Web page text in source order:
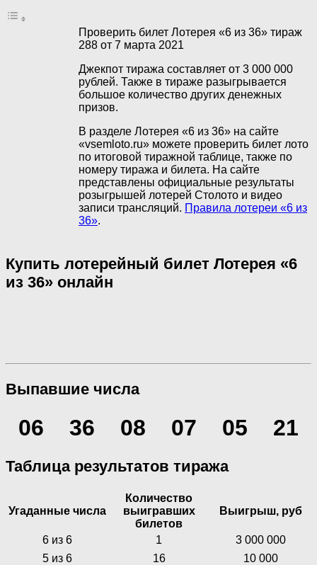
Проверить билет Лотерея «6 из 36» тираж
288 от 7 марта 2021
Джекпот тиража составляет от 3 000 000
рублей. Также в тираже разыгрывается
большое количество других денежных
призов.
В разделе Лотерея «6 из 36» на сайте
«vsemloto.ru» можете проверить билет лото
по итоговой тиражной таблице, также по
номеру тиража и билета. На сайте
представлены официальные результаты
розыгрышей лотерей Столото и видео
записи трансляций. Правила лотереи «6 из
36».
Купить лотерейный билет Лотерея «6
из 36» онлайн
Выпавшие числа
06 36 08 07 05 21
Таблица результатов тиража
Угаданные числа
Количество
выигравших
билетов
Выигрыш, руб
6 из 6 1
3 000 000
5 из 6
16 10 000